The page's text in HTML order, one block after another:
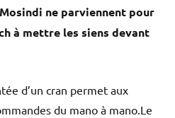
ne parviennent pour
à mettre les siens devant
d’un cran permet aux
du mano à mano.Le